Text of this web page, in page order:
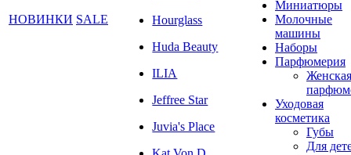
НОВИНКИ SALE
Hourglass
Huda Beauty
ILIA
Jeffree Star
Juvia's Place
Миниатюры
Молочные
машины
Наборы
Парфюмерия
Женская
Уходовая
косметика
Губы
Для